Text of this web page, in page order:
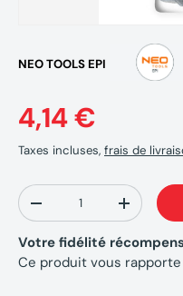
NEO TOOLS EPI
4,14 €
Taxes incluses, frais de
Qté
-
+
Votre fidélité
Ce produit vous rapporte